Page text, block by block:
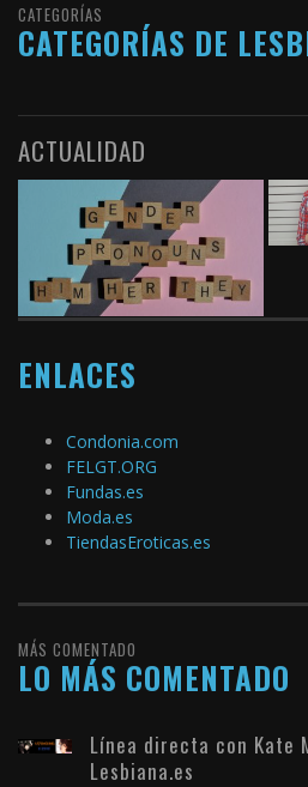
CATEGORÍAS
CATEGORÍAS DE
ACTUALIDAD
ENLACES
Condonia.com
FELGT.ORG
Fundas.es
Moda.es
TiendasEroticas.es
MÁS COMENTADO
LO MÁS COMENTADO
Línea directa con Kate
Lesbiana.es